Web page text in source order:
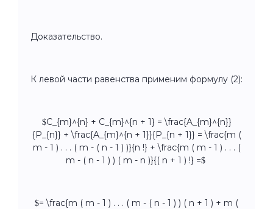
Доказательство.
К левой части равенства применим формулу (2):
$C_{m}^{n} + C_{m}^{n + 1} = \frac{A_{m}^{n}}
{P_{n}} + \frac{A_{m}^{n + 1}}{P_{n + 1}} = \frac{m (
m - 1 ) . . . ( m - ( n - 1 ) )}{n !} + \frac{m ( m - 1 ) . . . (
m - ( n - 1 ) ) ( m - n )}{( n + 1 ) !} =$
$= \frac{m ( m - 1 ) . . . ( m - ( n - 1 ) ) ( n + 1 ) + m (